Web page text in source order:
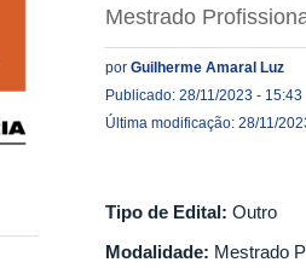
Mestrado
por Guilherme Amaral Luz
Publicado: 28/11/2023 - 15:43
Última modificação: 28/11/
Tipo de Edital: Outro
Modalidade: Mestrado